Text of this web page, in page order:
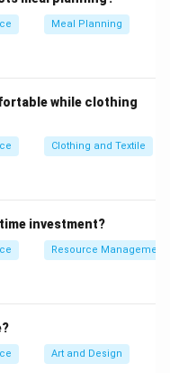
और मानवजनित स्रोतों
कृषि रसायन, और
और अन्य
का जल, भले ही वह कुछ
अन्य जल स्रोतों की
है।
Meal Planning
while clothing
Clothing and Textile
investment?
Resource Management
Art and Design